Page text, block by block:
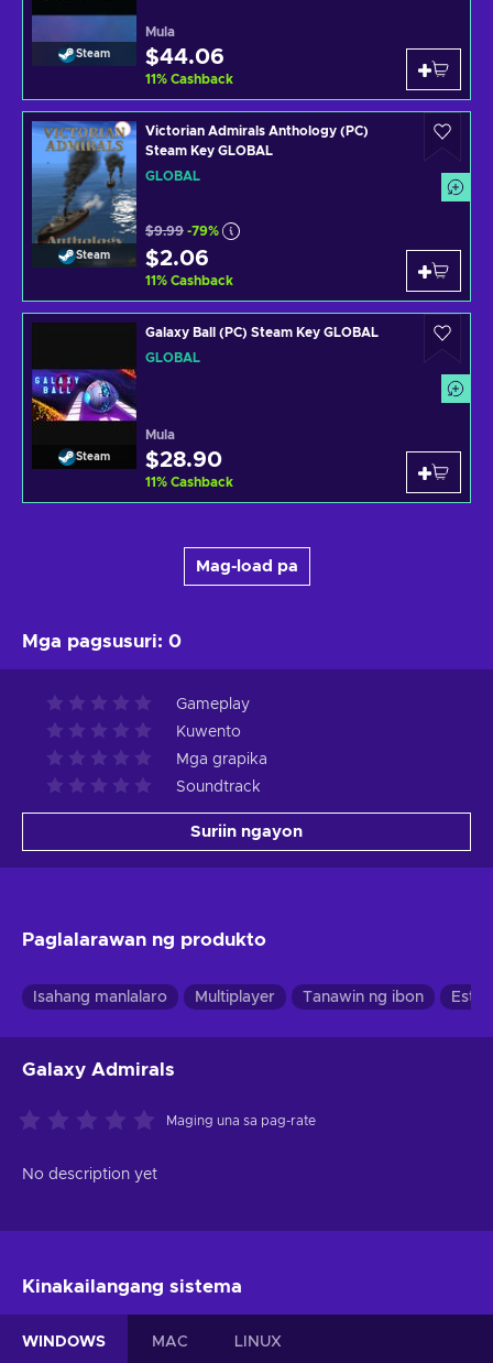
Steam
Mula
$44.06
11% Cashback
Steam
Victorian Admirals Anthology (PC)
Steam Key GLOBAL
GLOBAL
$9.99 -79%
$2.06
11% Cashback
Steam
Galaxy Ball (PC) Steam Key GLOBAL
GLOBAL
Mula
$28.90
11% Cashback
Mag-load pa
Mga pagsusuri: 0
Gameplay
Kuwento
Mga grapika
Soundtrack
Suriin ngayon
Paglalarawan ng produkto
Isahang manlalaro Multiplayer Tanawin ng ibon
Galaxy Admirals
Maging una sa pag-rate
No description yet
Kinakailangang sistema
WINDOWS MAC LINUX